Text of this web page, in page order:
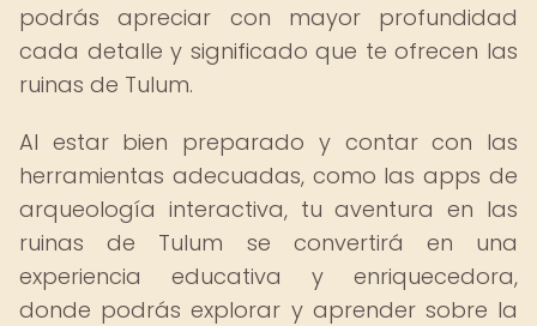
podrás apreciar con mayor profundidad
cada detalle y significado que te ofrecen las
ruinas de Tulum.
Al estar bien preparado y contar con las
herramientas adecuadas, como las apps de
arqueología interactiva, tu aventura en las
ruinas de Tulum se convertirá en una
experiencia educativa y enriquecedora,
donde podrás explorar y aprender sobre la